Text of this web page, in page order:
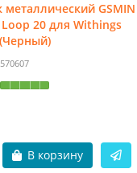
GSMIN
20 для Withings
В корзину